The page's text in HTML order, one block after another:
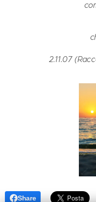
2.11.07
Share